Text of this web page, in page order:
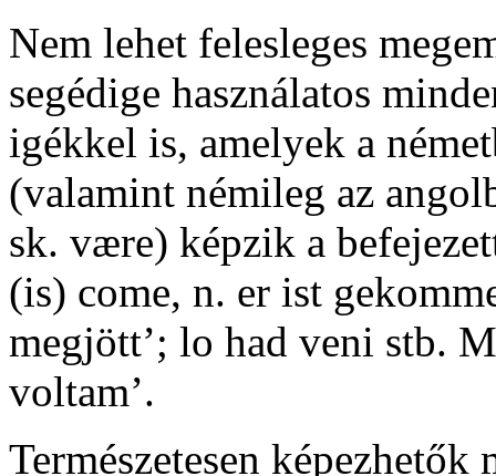
Nem lehet felesleges
segédige használatos
igékkel is, amelyek a
(valamint némileg az
sk. være) képzik a
(is) come, n. er ist
megjött’; lo had veni stb.
voltam’.
Természetesen